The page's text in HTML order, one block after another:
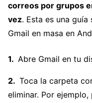
correos por grupos
vez. Esta es una
Gmail en masa en
Abre Gmail en tu
Toca la carpeta
eliminar. Por